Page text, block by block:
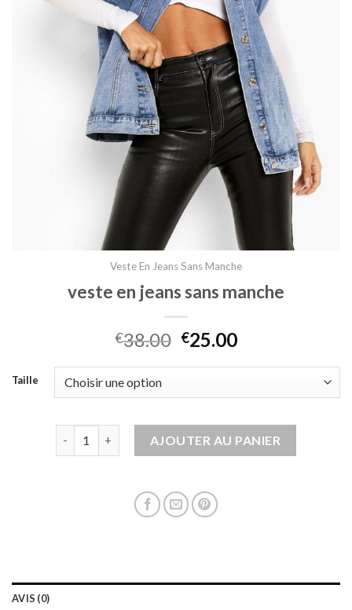
Veste En Jeans Sans Manche
veste en jeans sans manche
€38.00 €25.00
Taille
AJOUTER AU PANIER
AVIS (0)